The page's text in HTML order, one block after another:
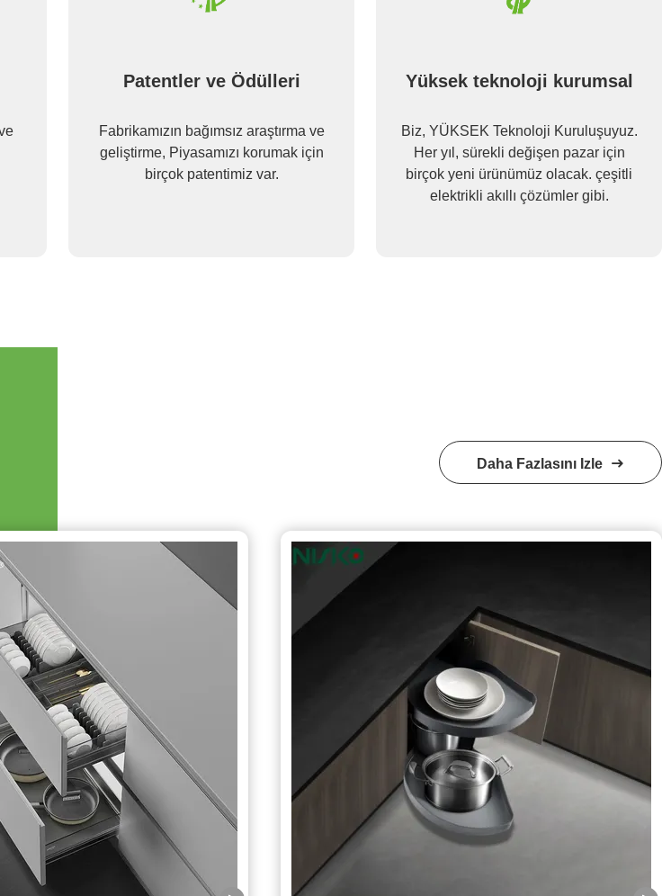
Patentler ve Ödülleri
Fabrikamızın bağımsız araştırma ve
geliştirme, Piyasamızı korumak için
birçok patentimiz var.
Yüksek teknoloji kurumsal
Biz, YÜKSEK Teknoloji Kuruluşuyuz.
Her yıl, sürekli değişen pazar için
birçok yeni ürünümüz olacak. çeşitli
elektrikli akıllı çözümler gibi.
Daha Fazlasını Izle